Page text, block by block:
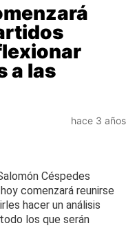
a las
hace 3 años
Céspedes
comenzará reunirse
hacer un análisis
los que serán